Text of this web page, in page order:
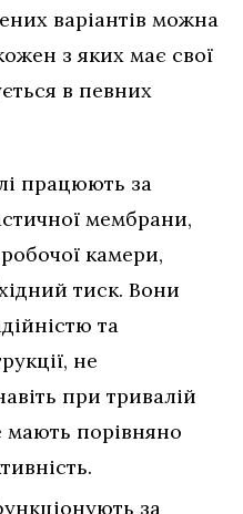
варіантів можна
з яких має свої
в певних
працюють за
мембрани,
камери,
тиск. Вони
та
не
при тривалій
мають порівняно
за